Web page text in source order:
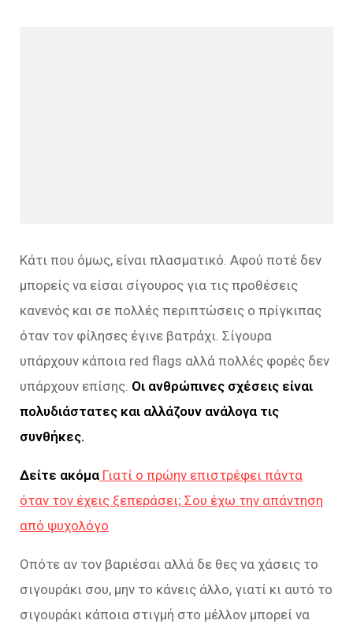
Κάτι που όμως, είναι πλασματικό. Αφού ποτέ δεν
μπορείς να είσαι σίγουρος για τις προθέσεις
κανενός και σε πολλές περιπτώσεις ο πρίγκιπας
όταν τον φίλησες έγινε βατράχι. Σίγουρα
υπάρχουν κάποια red flags αλλά πολλές φορές δεν
υπάρχουν επίσης. Οι ανθρώπινες σχέσεις είναι
πολυδιάστατες και αλλάζουν ανάλογα τις
συνθήκες.
Δείτε ακόμα Γιατί ο πρώην επιστρέφει πάντα
όταν τον έχεις ξεπεράσει; Σου έχω την απάντηση
από ψυχολόγο
Οπότε αν τον βαριέσαι αλλά δε θες να χάσεις το
σιγουράκι σου, μην το κάνεις άλλο, γιατί κι αυτό το
σιγουράκι κάποια στιγμή στο μέλλον μπορεί να